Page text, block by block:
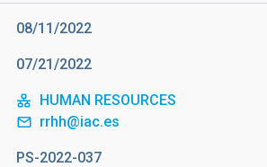
08/11/2022
07/21/2022
HUMAN RESOURCES
rrhh@iac.es
PS-2022-037